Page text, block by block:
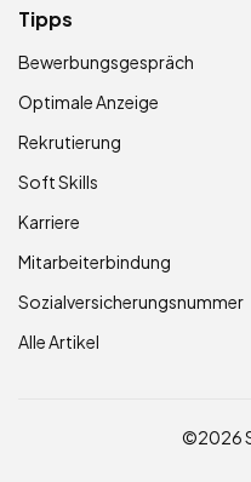
Tipps
Bewerbungsgespräch
Optimale Anzeige
Rekrutierung
Soft Skills
Karriere
Mitarbeiterbindung
Sozialversicherungsnummer
Alle Artikel
©2026